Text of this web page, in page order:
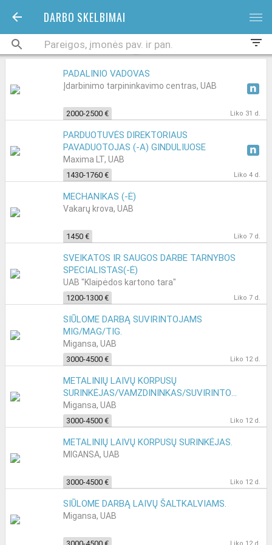
DARBO SKELBIMAI bars
filter_list
PADALINIO VADOVAS
Įdarbinimo tarpininkavimo centras, UAB
2000-2500 € Liko 31 d.
PARDUOTUVĖS DIREKTORIAUS
PAVADUOTOJAS (-A) GINDULIUOSE
Maxima LT, UAB
1430-1760 € Liko 4 d.
MECHANIKAS (-Ė)
Vakarų krova, UAB
1450 € Liko 7 d.
SVEIKATOS IR SAUGOS DARBE TARNYBOS
SPECIALISTAS(-Ė)
UAB "Klaipėdos kartono tara"
1200-1300 € Liko 7 d.
SIŪLOME DARBĄ SUVIRINTOJAMS
MIG/MAG/TIG.
Migansa, UAB
3000-4500 € Liko 12 d.
METALINIŲ LAIVŲ KORPUSŲ
SURINKĖJAS/VAMZDININKAS/SUVIRINTOJAS.
Migansa, UAB
3000-4500 € Liko 12 d.
METALINIŲ LAIVŲ KORPUSŲ SURINKĖJAS.
MIGANSA, UAB
3000-4500 € Liko 12 d.
SIŪLOME DARBĄ LAIVŲ ŠALTKALVIAMS.
Migansa, UAB